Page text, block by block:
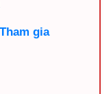
Tham gia